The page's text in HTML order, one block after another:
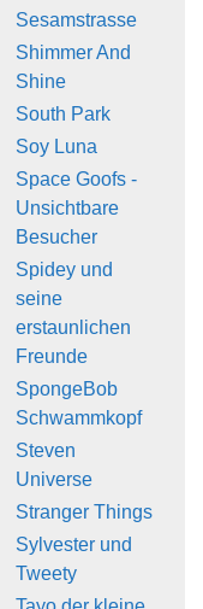
Sesamstrasse
Shimmer And
Shine
South Park
Soy Luna
Space Goofs -
Unsichtbare
Besucher
Spidey und
seine
erstaunlichen
Freunde
SpongeBob
Schwammkopf
Steven
Universe
Stranger Things
Sylvester und
Tweety